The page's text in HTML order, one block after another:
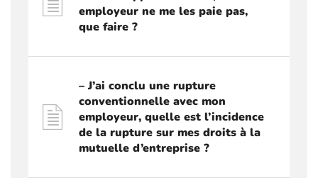
employeur ne me les paie pas,
que faire ?
– J’ai conclu une rupture
conventionnelle avec mon
employeur, quelle est l’incidence
de la rupture sur mes droits à la
mutuelle d’entreprise ?